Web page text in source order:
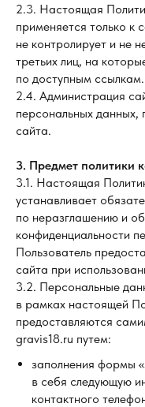
2.3. Настоящая
применяется только к
не контролирует и не
третьих лиц, на
по доступным ссылкам.
2.4. Администрация
персональных данных,
сайта.
3. Предмет политики
3.1. Настоящая
устанавливает
по неразглашению и
конфиденциальности
Пользователь
сайта при
3.2. Персональные
в рамках настоящей
предоставляются
gravis18.ru путем:
заполнения формы
в себя следующую
контактного